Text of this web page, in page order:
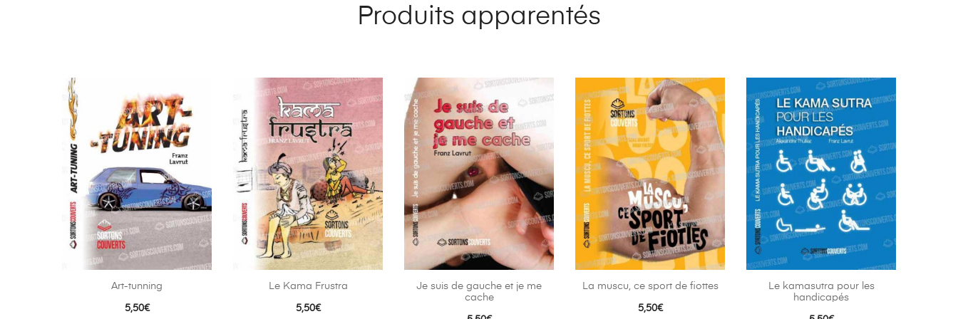
Produits apparentés
Art-tunning
5,50€
Le Kama Frustra
5,50€
Je suis de gauche et je me
cache
La muscu, ce sport de fiottes
5,50€
Le kamasutra pour les
handicapés